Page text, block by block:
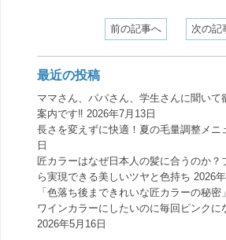
前の記事へ 次の記
最近の投稿
ママさん、パパさん、学生さんに聞いて
案内です‼️ 2026年7月13日
長さを変えずに快適！夏の毛量調整メニ
日
匠カラーはなぜ日本人の髪に合うのか？
ら実現できる美しいツヤと色持ち 2026
「色落ち後まできれいな匠カラーの秘密」
ワインカラーにしたいのに毎回ピンクに
2026年5月16日